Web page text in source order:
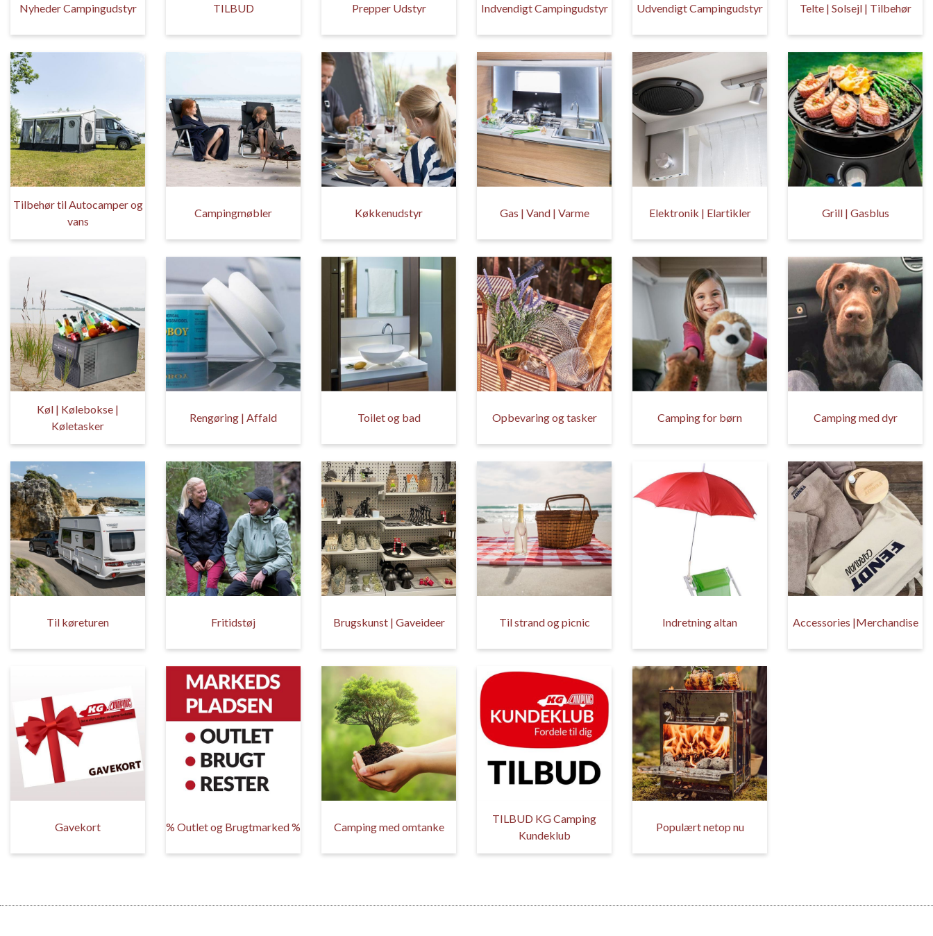
Nyheder Campingudstyr TILBUD Prepper Udstyr Indvendigt Campingudstyr Udvendigt Campingudstyr Telte | Solsejl | Tilbehør
Tilbehør til Autocamper og
vans
Campingmøbler Køkkenudstyr Gas | Vand | Varme Elektronik | Elartikler Grill | Gasblus
Køl | Kølebokse |
Køletasker
Rengøring | Affald Toilet og bad Opbevaring og tasker Camping for børn Camping med dyr
Til køreturen Fritidstøj Brugskunst | Gaveideer Til strand og picnic Indretning altan Accessories |Merchandise
Gavekort % Outlet og Brugtmarked % Camping med omtanke
TILBUD KG Camping
Kundeklub
Populært netop nu